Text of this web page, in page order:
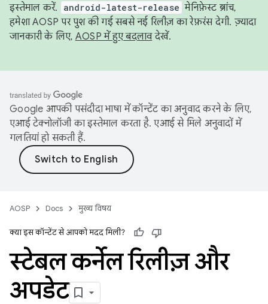
इस्तेमाल करें.
android-latest-release मेनिफ़ेस्ट ब्रांच,
हमेशा AOSP पर पुश की गई सबसे नई रिलीज़ का रेफ़रंस देगी. ज़्यादा
जानकारी के लिए, AOSP में हुए बदलावदेखें.
Google आपकी पसंदीदा भाषा में कॉन्टेंट का अनुवाद करने के लिए,
एआई टेक्नोलॉजी का इस्तेमाल करता है. एआई से मिले अनुवादों में
गलतियां हो सकती हैं.
AOSP Docs मुख्य विषय
क्या इस कॉन्टेंट से आपको मदद मिली?
स्टेबल कर्नेल रिलीज़ और
अपडेट